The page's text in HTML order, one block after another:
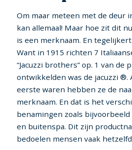
Om maar meteen met de deur
kan allemaal! Maar hoe zit dit
is een merknaam. En
Want in 1915 richten 7
“Jacuzzi brothers” op. 1 van de
ontwikkelden was de jacuzzi ®.
eerste waren hebben ze de
merknaam. En dat is het
benamingen zoals
en buitenspa. Dit zijn
bedoelen mensen vaak